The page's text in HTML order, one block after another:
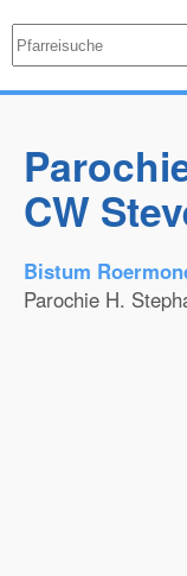
CW
Bistum
Parochie H.